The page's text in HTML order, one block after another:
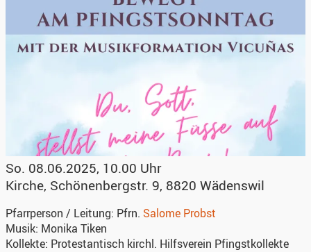
So. 08.06.2025, 10.00 Uhr
Kirche, Schönenbergstr. 9, 8820 Wädenswil
Pfarrperson / Leitung: Pfrn. Salome Probst
Musik: Monika Tiken
Kollekte: Protestantisch kirchl. Hilfsverein Pfingstkollekte